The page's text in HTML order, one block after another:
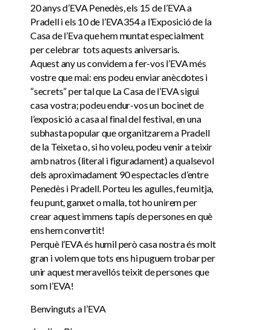
20 anys d’EVA Penedès, els 15 de l’EVA a
Pradell i els 10 de l’EVA354 a l’Exposició de la
Casa de l’Eva que hem muntat especialment
per celebrar tots aquests aniversaris.
Aquest any us convidem a fer-vos l’EVA més
vostre que mai: ens podeu enviar anècdotes i
“secrets” per tal que La Casa de l’EVA sigui
casa vostra; podeu endur-vos un bocinet de
l’exposició a casa al final del festival, en una
subhasta popular que organitzarem a Pradell
de la Teixeta o, si ho voleu, podeu venir a teixir
amb natros (literal i figuradament) a qualsevol
dels aproximadament 90 espectacles d’entre
Penedès i Pradell. Porteu les agulles, feu mitja,
feu punt, ganxet o malla, tot ho unirem per
crear aquest immens tapís de persones en què
ens hem convertit!
Perquè l’EVA és humil però casa nostra és molt
gran i volem que tots ens hi puguem trobar per
unir aquest meravellós teixit de persones que
som l’EVA!
Benvinguts a l’EVA